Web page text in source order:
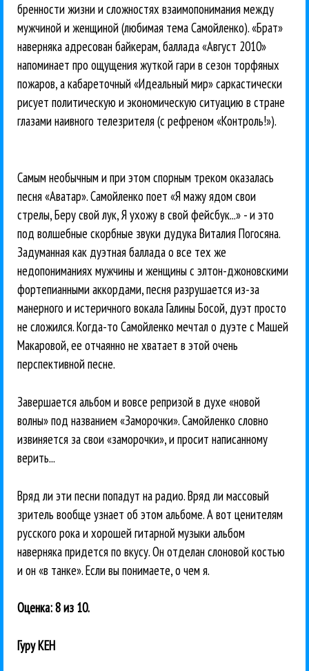
бренности жизни и сложностях взаимопонимания между
мужчиной и женщиной (любимая тема Самойленко). «Брат»
наверняка адресован байкерам, баллада «Август 2010»
напоминает про ощущения жуткой гари в сезон торфяных
пожаров, а кабареточный «Идеальный мир» саркастически
рисует политическую и экономическую ситуацию в стране
глазами наивного телезрителя (с рефреном «Контроль!»).
Самым необычным и при этом спорным треком оказалась
песня «Аватар». Самойленко поет «Я мажу ядом свои
стрелы, Беру свой лук, Я ухожу в свой фейсбук...» - и это
под волшебные скорбные звуки дудука Виталия Погосяна.
Задуманная как дуэтная баллада о все тех же
недопониманиях мужчины и женщины с элтон-джоновскими
фортепианными аккордами, песня разрушается из-за
манерного и истеричного вокала Галины Босой, дуэт просто
не сложился. Когда-то Самойленко мечтал о дуэте с Машей
Макаровой, ее отчаянно не хватает в этой очень
перспективной песне.
Завершается альбом и вовсе репризой в духе «новой
волны» под названием «Заморочки». Самойленко словно
извиняется за свои «заморочки», и просит написанному
верить...
Вряд ли эти песни попадут на радио. Вряд ли массовый
зритель вообще узнает об этом альбоме. А вот ценителям
русского рока и хорошей гитарной музыки альбом
наверняка придется по вкусу. Он отделан слоновой костью
и он «в танке». Если вы понимаете, о чем я.
Оценка: 8 из 10.
Гуру КЕН